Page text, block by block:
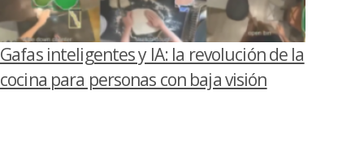
Gafas inteligentes y IA: la revolución de la
cocina para personas con baja visión